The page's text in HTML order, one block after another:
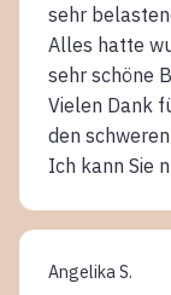
sehr
Alles hatte
sehr schöne
Vielen Dank
den
Ich kann Sie
Angelika S.